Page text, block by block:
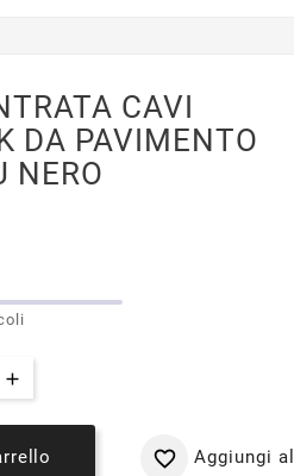
CAVI
DA PAVIMENTO
NERO
 Aggiungi